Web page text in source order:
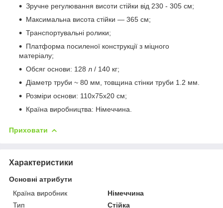
Зручне регулювання висоти стійки від 230 - 305 см;
Максимальна висота стійки — 365 см;
Транспортувальні ролики;
Платформа посиленої конструкції з міцного
матеріалу;
Обсяг основи: 128 л / 140 кг;
Діаметр труби ~ 80 мм, товщина стінки труби 1.2 мм.
Розміри основи: 110x75x20 см;
Країна виробництва: Німеччина.
Приховати
Характеристики
Основні атрибути
Країна виробник
Німеччина
Тип
Стійка